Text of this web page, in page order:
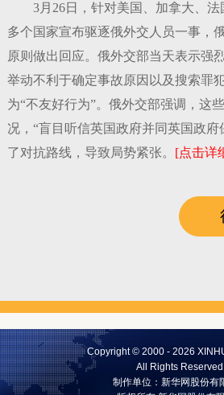
3月26日，针对美国、加拿大、
多个国家宣布驱逐俄外交人员一事，
原则做出回应。俄外交部当天表示强
举动不利于确定事故原因以及搜索罪
为“不友好行为”。俄外交部强调，这
况，“盲目听信英国政府并同英国政
了对抗路线，导致局势紧张。 [点击详
Copyright © 2000 - 2026
All Rights
制作单位： 新华网股份有